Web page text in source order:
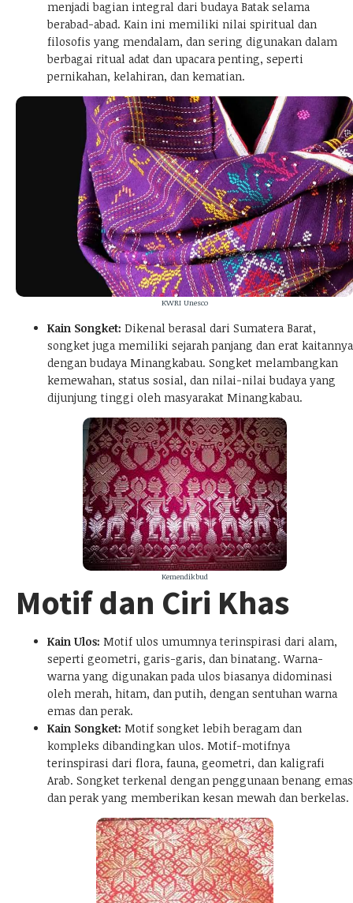
menjadi bagian integral dari budaya Batak selama
berabad-abad. Kain ini memiliki nilai spiritual dan
filosofis yang mendalam, dan sering digunakan dalam
berbagai ritual adat dan upacara penting, seperti
pernikahan, kelahiran, dan kematian.
KWRI Unesco
Kain Songket: Dikenal berasal dari Sumatera Barat,
songket juga memiliki sejarah panjang dan erat kaitannya
dengan budaya Minangkabau. Songket melambangkan
kemewahan, status sosial, dan nilai-nilai budaya yang
dijunjung tinggi oleh masyarakat Minangkabau.
Kemendikbud
Motif dan Ciri Khas
Kain Ulos: Motif ulos umumnya terinspirasi dari alam,
seperti geometri, garis-garis, dan binatang. Warna-
warna yang digunakan pada ulos biasanya didominasi
oleh merah, hitam, dan putih, dengan sentuhan warna
emas dan perak.
Kain Songket: Motif songket lebih beragam dan
kompleks dibandingkan ulos. Motif-motifnya
terinspirasi dari flora, fauna, geometri, dan kaligrafi
Arab. Songket terkenal dengan penggunaan benang emas
dan perak yang memberikan kesan mewah dan berkelas.